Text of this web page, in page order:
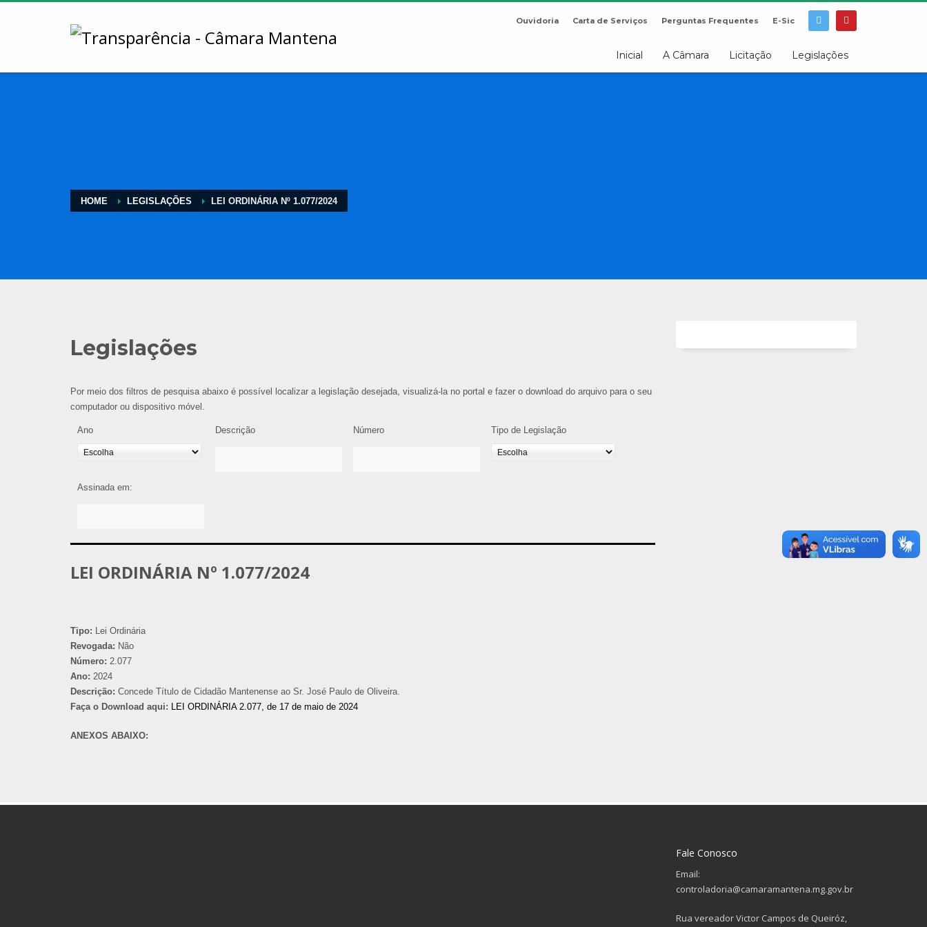
Ouvidoria Carta de Serviços Perguntas Frequentes E-Sic
Inicial A Câmara Licitação Legislações
HOME LEGISLAÇÕES LEI ORDINÁRIA Nº 1.077/2024
Legislações
Por meio dos filtros de pesquisa abaixo é possível localizar a legislação desejada, visualizá-la no portal e fazer o download do arquivo para o seu
computador ou dispositivo móvel.
Ano Descrição Número Tipo de Legislação
Assinada em:
LEI ORDINÁRIA Nº 1.077/2024
Tipo: Lei Ordinária
Revogada: Não
Número: 2.077
Ano: 2024
Descrição: Concede Título de Cidadão Mantenense ao Sr. José Paulo de Oliveira.
Faça o Download aqui: LEI ORDINÁRIA 2.077, de 17 de maio de 2024
ANEXOS ABAIXO:
Fale Conosco
Email:
controladoria@camaramantena.mg.gov.br
Rua vereador Victor Campos de Queiróz,